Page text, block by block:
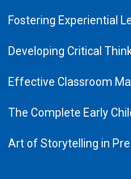
Fostering Experiential
Developing Critical
Effective Classroom
The Complete Early
Art of Storytelling in